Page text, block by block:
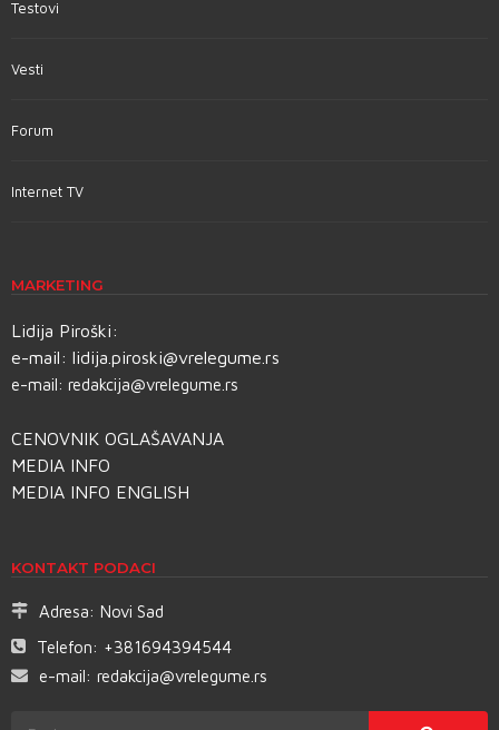
Testovi
Vesti
Forum
Internet TV
MARKETING
Lidija Piroški:
e-mail: lidija.piroski@vrelegume.rs
e-mail: redakcija@vrelegume.rs
CENOVNIK OGLAŠAVANJA
MEDIA INFO
MEDIA INFO ENGLISH
KONTAKT PODACI
Adresa: Novi Sad
Telefon: +381694394544
e-mail: redakcija@vrelegume.rs